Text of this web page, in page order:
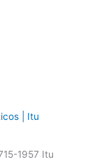
Itu
1957 Itu